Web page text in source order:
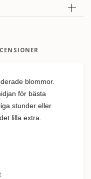
blommor.
för bästa
stunder eller
lilla extra.